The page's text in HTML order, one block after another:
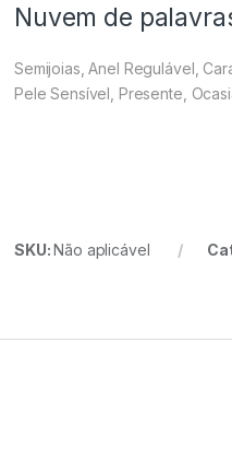
Nuvem de
Semijoias, Anel Regulável,
Pele Sensível, Presente,
SKU:Não aplicável